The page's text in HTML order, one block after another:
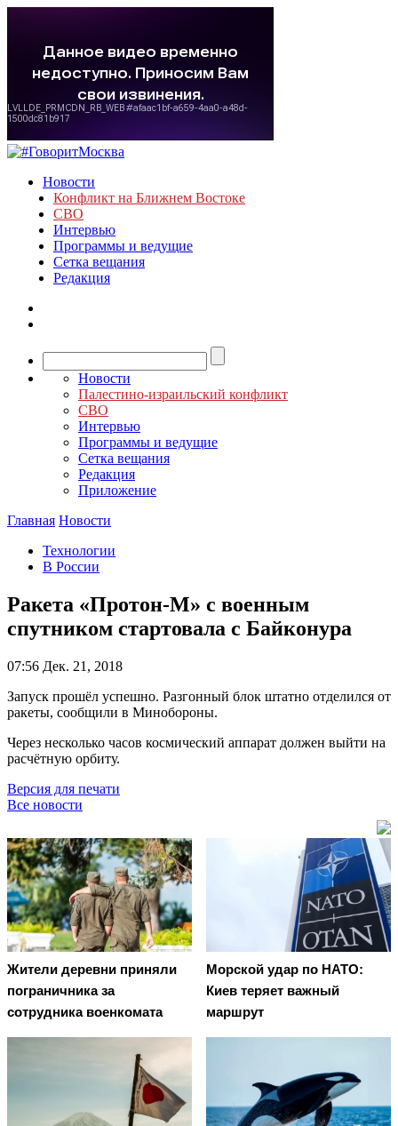
Новости
Конфликт на Ближнем Востоке
СВО
Интервью
Программы и ведущие
Сетка вещания
Редакция
Новости
Палестино-израильский конфликт
СВО
Интервью
Программы и ведущие
Сетка вещания
Редакция
Приложение
Главная Новости
Технологии
В России
Ракета «Протон-М» с военным
спутником стартовала с Байконура
07:56 Дек. 21, 2018
Запуск прошёл успешно. Разгонный блок штатно отделился от
ракеты, сообщили в Минобороны.
Через несколько часов космический аппарат должен выйти на
расчётную орбиту.
Версия для печати
Все новости
Жители деревни приняли
пограничника за
сотрудника военкомата
Морской удар по НАТО:
Киев теряет важный
маршрут